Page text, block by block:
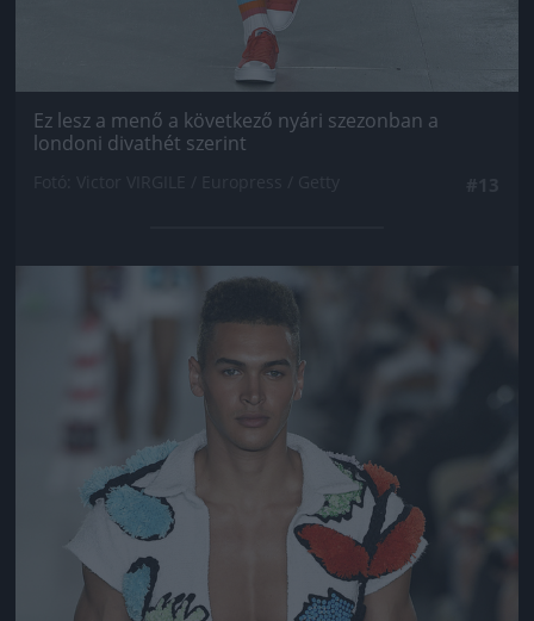
Ez lesz a menő a következő nyári szezonban a
londoni divathét szerint
Jön még kép!